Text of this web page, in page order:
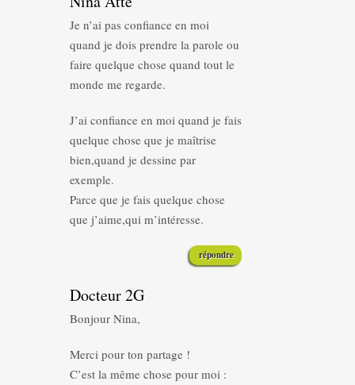
Je n’ai pas confiance en moi
quand je dois prendre la parole ou
faire quelque chose quand tout le
monde me regarde.
J’ai confiance en moi quand je fais
quelque chose que je maîtrise
bien,quand je dessine par
exemple.
Parce que je fais quelque chose
que j’aime,qui m’intéresse.
répondre
Docteur 2G
Bonjour Nina,
Merci pour ton partage !
C’est la même chose pour moi :